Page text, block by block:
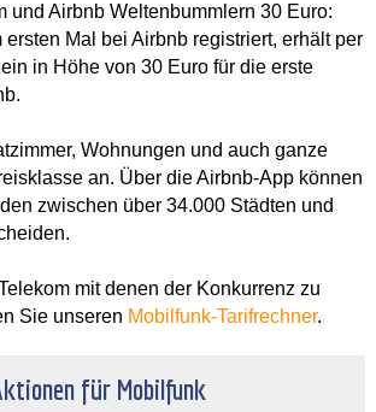
und Airbnb Weltenbummlern 30 Euro:
ersten Mal bei Airbnb registriert, erhält per
in Höhe von 30 Euro für die erste
Wohnungen und auch ganze
an. Über die Airbnb-App können
zwischen über 34.000 Städten und
mit denen der Konkurrenz zu
Sie unseren Mobilfunk-Tarifrechner.
für Mobilfunk